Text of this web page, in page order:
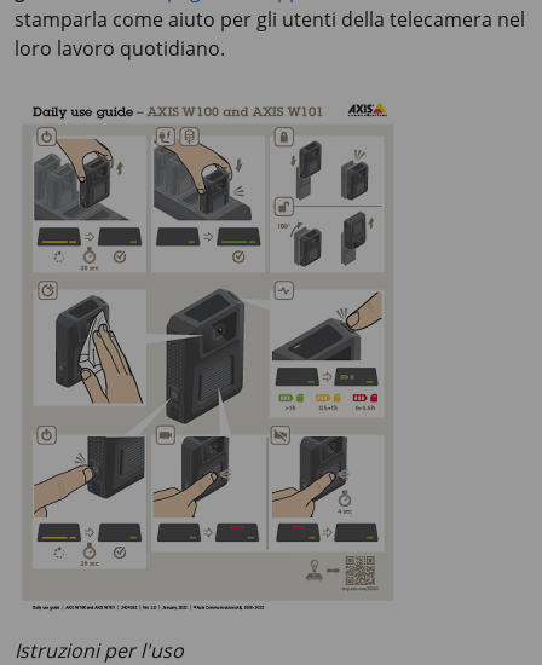
stamparla come aiuto per gli utenti della telecamera nel
loro lavoro quotidiano.
Istruzioni per l'uso